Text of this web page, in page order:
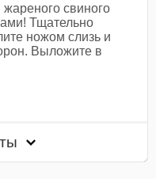
свиного
Тщательно
ножом слизь и
Выложите в